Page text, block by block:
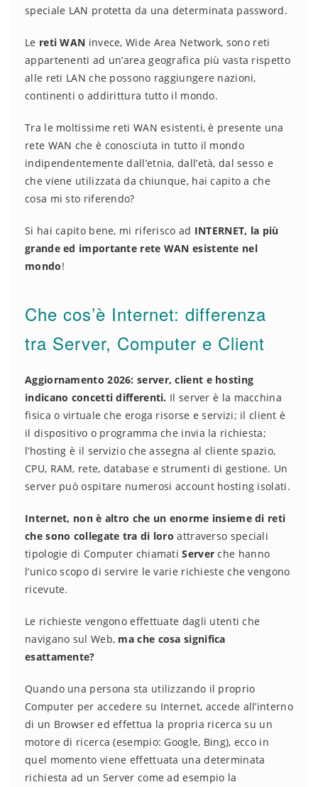
speciale LAN protetta da una determinata password.
Le reti WAN invece, Wide Area Network, sono reti
appartenenti ad un’area geografica più vasta rispetto
alle reti LAN che possono raggiungere nazioni,
continenti o addirittura tutto il mondo.
Tra le moltissime reti WAN esistenti, è presente una
rete WAN che è conosciuta in tutto il mondo
indipendentemente dall’etnia, dall’età, dal sesso e
che viene utilizzata da chiunque, hai capito a che
cosa mi sto riferendo?
Si hai capito bene, mi riferisco ad INTERNET, la più
grande ed importante rete WAN esistente nel
mondo!
Che cos’è Internet: differenza
tra Server, Computer e Client
Aggiornamento 2026: server, client e hosting
indicano concetti differenti. Il server è la macchina
fisica o virtuale che eroga risorse e servizi; il client è
il dispositivo o programma che invia la richiesta;
l’hosting è il servizio che assegna al cliente spazio,
CPU, RAM, rete, database e strumenti di gestione. Un
server può ospitare numerosi account hosting isolati.
Internet, non è altro che un enorme insieme di reti
che sono collegate tra di loro attraverso speciali
tipologie di Computer chiamatiServer che hanno
l’unico scopo di servire le varie richieste che vengono
ricevute.
Le richieste vengono effettuate dagli utenti che
navigano sul Web, ma che cosa significa
esattamente?
Quando una persona sta utilizzando il proprio
Computer per accedere su Internet, accede all’interno
di un Browser ed effettua la propria ricerca su un
motore di ricerca (esempio: Google, Bing), ecco in
quel momento viene effettuata una determinata
richiesta ad un Server come ad esempio la